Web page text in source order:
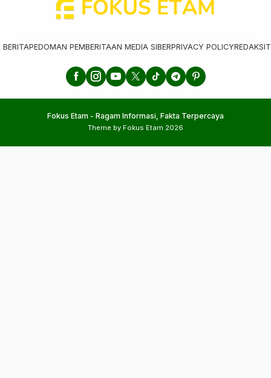
BERITAPEDOMAN PEMBERITAAN MEDIA SIBERPRIVACY POLICYREDAKSI
Fokus Etam - Ragam Informasi, Fakta Terpercaya
Theme by Fokus Etam 2026